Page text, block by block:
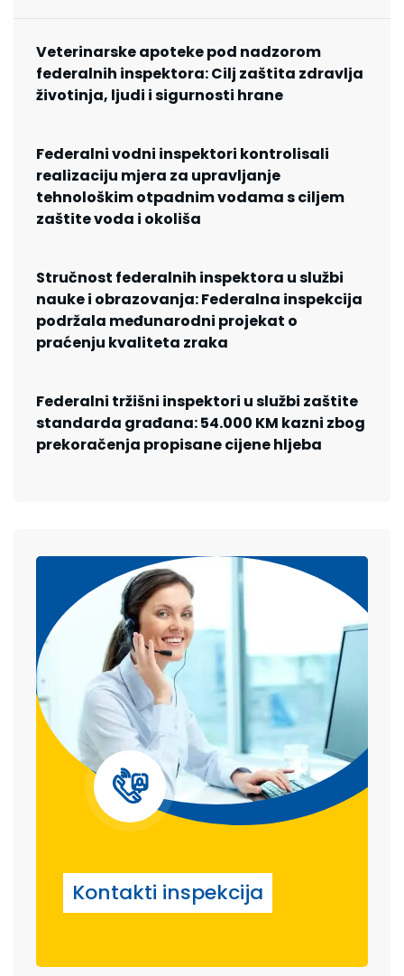
Veterinarske apoteke pod nadzorom
federalnih inspektora: Cilj zaštita zdravlja
životinja, ljudi i sigurnosti hrane
Federalni vodni inspektori kontrolisali
realizaciju mjera za upravljanje
tehnološkim otpadnim vodama s ciljem
zaštite voda i okoliša
Stručnost federalnih inspektora u službi
nauke i obrazovanja: Federalna inspekcija
podržala međunarodni projekat o
praćenju kvaliteta zraka
Federalni tržišni inspektori u službi zaštite
standarda građana: 54.000 KM kazni zbog
prekoračenja propisane cijene hljeba
Kontakti inspekcija